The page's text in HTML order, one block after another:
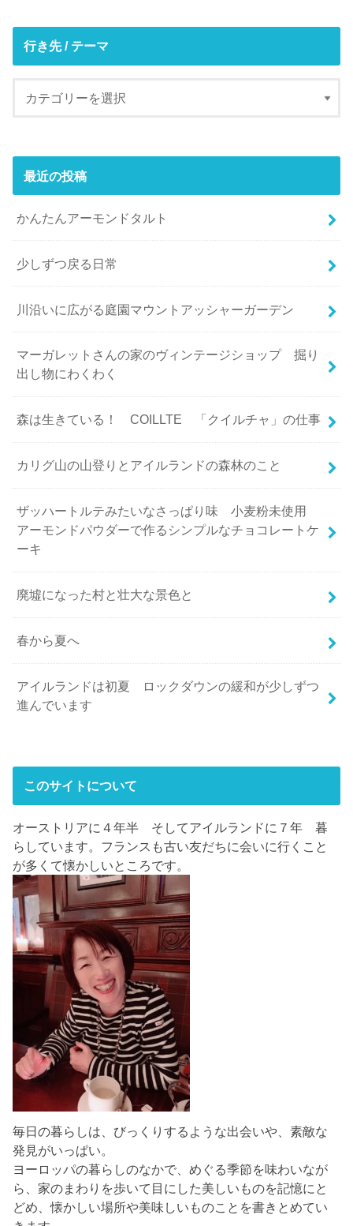
行き先 / テーマ
最近の投稿
かんたんアーモンドタルト
少しずつ戻る日常
川沿いに広がる庭園マウントアッシャーガーデン
マーガレットさんの家のヴィンテージショップ 掘り
出し物にわくわく
森は生きている！ COILLTE 「クイルチャ」の仕事
カリグ山の山登りとアイルランドの森林のこと
ザッハートルテみたいなさっぱり味 小麦粉未使用
アーモンドパウダーで作るシンプルなチョコレートケ
ーキ
廃墟になった村と壮大な景色と
春から夏へ
アイルランドは初夏 ロックダウンの緩和が少しずつ
進んでいます
このサイトについて
オーストリアに４年半 そしてアイルランドに７年 暮
らしています。フランスも古い友だちに会いに行くこと
が多くて懐かしいところです。
毎日の暮らしは、びっくりするような出会いや、素敵な
発見がいっぱい。
ヨーロッパの暮らしのなかで、めぐる季節を味わいなが
ら、家のまわりを歩いて目にした美しいものを記憶にと
どめ、懐かしい場所や美味しいものことを書きとめてい